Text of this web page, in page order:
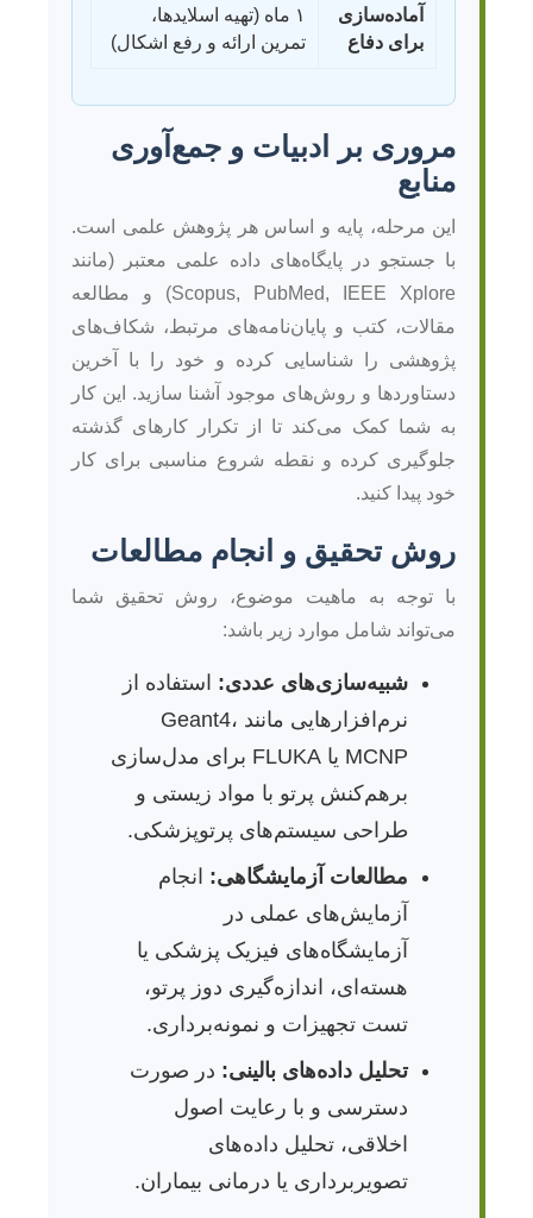
آماده‌سازی
برای دفاع
۱ ماه (تهیه اسلایدها،
تمرین ارائه و رفع اشکال)
مروری بر ادبیات و جمع‌آوری
منابع
این مرحله، پایه و اساس هر پژوهش علمی است.
با جستجو در پایگاه‌های داده علمی معتبر (مانند
Scopus, PubMed, IEEE Xplore) و مطالعه
مقالات، کتب و پایان‌نامه‌های مرتبط، شکاف‌های
پژوهشی را شناسایی کرده و خود را با آخرین
دستاوردها و روش‌های موجود آشنا سازید. این کار
به شما کمک می‌کند تا از تکرار کارهای گذشته
جلوگیری کرده و نقطه شروع مناسبی برای کار
خود پیدا کنید.
روش تحقیق و انجام مطالعات
با توجه به ماهیت موضوع، روش تحقیق شما
می‌تواند شامل موارد زیر باشد:
شبیه‌سازی‌های عددی: استفاده از
نرم‌افزارهایی مانند Geant4،
MCNP یا FLUKA برای مدل‌سازی
برهم‌کنش پرتو با مواد زیستی و
طراحی سیستم‌های پرتوپزشکی.
مطالعات آزمایشگاهی: انجام
آزمایش‌های عملی در
آزمایشگاه‌های فیزیک پزشکی یا
هسته‌ای، اندازه‌گیری دوز پرتو،
تست تجهیزات و نمونه‌برداری.
تحلیل داده‌های بالینی: در صورت
دسترسی و با رعایت اصول
اخلاقی، تحلیل داده‌های
تصویربرداری یا درمانی بیماران.